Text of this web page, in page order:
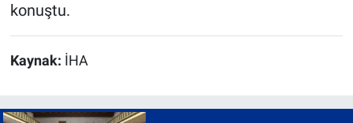
konuştu.
Kaynak: İHA